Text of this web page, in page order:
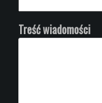
Treść wiadomości